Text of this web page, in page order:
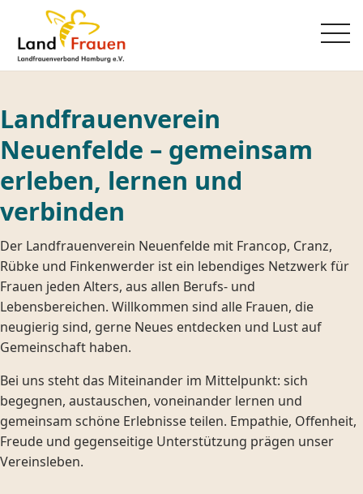
Landfrauenverein
Neuenfelde – gemeinsam
erleben, lernen und
verbinden
Der Landfrauenverein Neuenfelde mit Francop, Cranz,
Rübke und Finkenwerder ist ein lebendiges Netzwerk für
Frauen jeden Alters, aus allen Berufs- und
Lebensbereichen. Willkommen sind alle Frauen, die
neugierig sind, gerne Neues entdecken und Lust auf
Gemeinschaft haben.
Bei uns steht das Miteinander im Mittelpunkt: sich
begegnen, austauschen, voneinander lernen und
gemeinsam schöne Erlebnisse teilen. Empathie, Offenheit,
Freude und gegenseitige Unterstützung prägen unser
Vereinsleben.